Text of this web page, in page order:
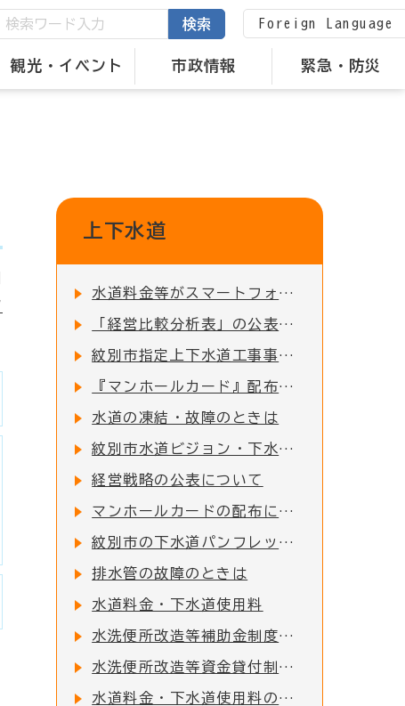
観光・イベント 市政情報 緊急・防災
検索 Foreign Language
上下水道
水道料金等がスマートフォンで納付できます
「経営比較分析表」の公表について
紋別市指定上下水道工事事業者一覧
『マンホールカード』配布場所の変更について
水道の凍結・故障のときは
紋別市水道ビジョン・下水道ビジョンの改定について
経営戦略の公表について
マンホールカードの配布について
紋別市の下水道パンフレット掲載について
排水管の故障のときは
水道料金・下水道使用料
水洗便所改造等補助金制度について
水洗便所改造等資金貸付制度をご利用下さい
水道料金・下水道使用料の計算方法